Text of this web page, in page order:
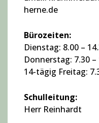
herne.de
Bürozeiten:
Dienstag: 8.00 –
Donnerstag: 7.30 –
14-tägig Freitag:
Schulleitung:
Herr Reinhardt